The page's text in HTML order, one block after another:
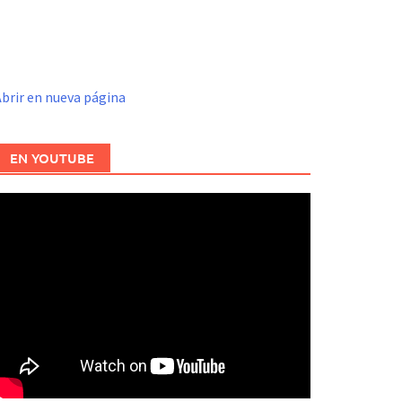
en nueva página
EN YOUTUBE